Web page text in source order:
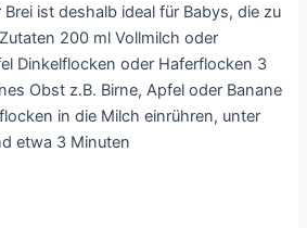
Brei ist deshalb ideal für Babys, die zu
200 ml Vollmilch oder
Dinkelflocken oder Haferflocken 3
Obst z.B. Birne, Apfel oder Banane
in die Milch einrühren, unter
etwa 3 Minuten